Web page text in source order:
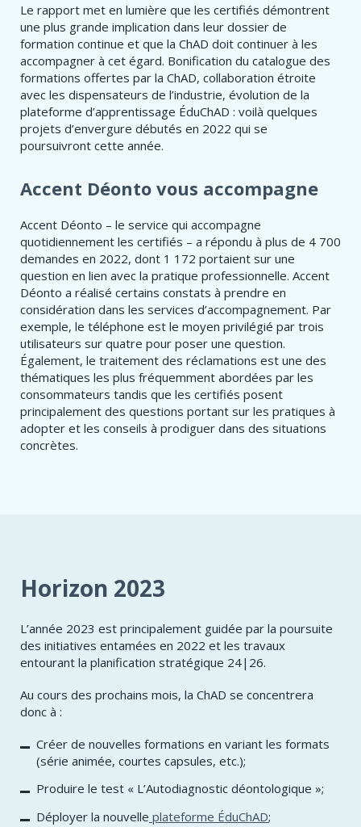
Le rapport met en lumière que les certifiés démontrent
une plus grande implication dans leur dossier de
formation continue et que la ChAD doit continuer à les
accompagner à cet égard. Bonification du catalogue des
formations offertes par la ChAD, collaboration étroite
avec les dispensateurs de l’industrie, évolution de la
plateforme d’apprentissage ÉduChAD : voilà quelques
projets d’envergure débutés en 2022 qui se
poursuivront cette année.
Accent Déonto vous accompagne
Accent Déonto – le service qui accompagne
quotidiennement les certifiés – a répondu à plus de 4 700
demandes en 2022, dont 1 172 portaient sur une
question en lien avec la pratique professionnelle. Accent
Déonto a réalisé certains constats à prendre en
considération dans les services d’accompagnement. Par
exemple, le téléphone est le moyen privilégié par trois
utilisateurs sur quatre pour poser une question.
Également, le traitement des réclamations est une des
thématiques les plus fréquemment abordées par les
consommateurs tandis que les certifiés posent
principalement des questions portant sur les pratiques à
adopter et les conseils à prodiguer dans des situations
concrètes.
Horizon 2023
L’année 2023 est principalement guidée par la poursuite
des initiatives entamées en 2022 et les travaux
entourant la planification stratégique 24|26.
Au cours des prochains mois, la ChAD se concentrera
donc à :
Créer de nouvelles formations en variant les formats
(série animée, courtes capsules, etc.);
Produire le test « L’Autodiagnostic déontologique »;
Déployer la nouvelle plateforme ÉduChAD;